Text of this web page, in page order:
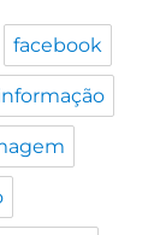
facebook